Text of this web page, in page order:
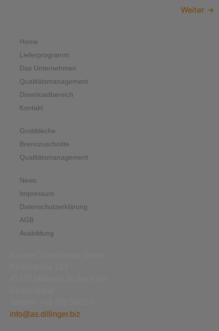
Weiter →
Home
Lieferprogramm
Das Unternehmen
Qualitätsmanagement
Downloadbereich
Kontakt
Grobbleche
Brennzuschnitte
Qualitätsmanagement
News
Impressum
Datenschutzerklärung
AGB
Ausbildung
info@as.dillinger.biz